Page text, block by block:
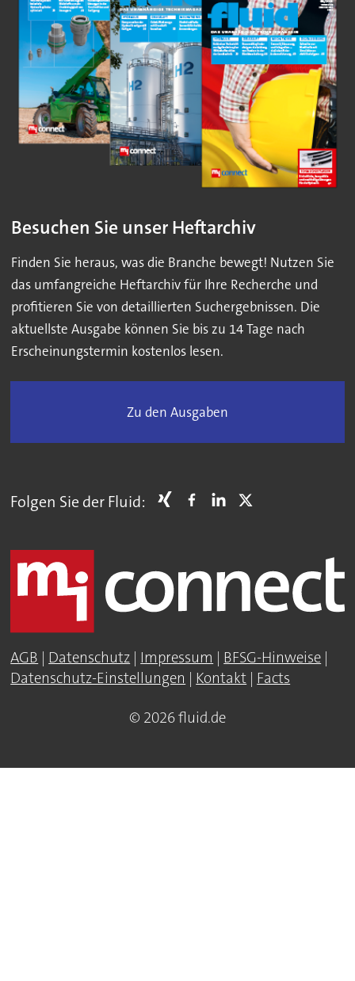
Besuchen Sie unser Heftarchiv
Finden Sie heraus, was die Branche bewegt! Nutzen Sie
das umfangreiche Heftarchiv für Ihre Recherche und
profitieren Sie von detaillierten Suchergebnissen. Die
aktuellste Ausgabe können Sie bis zu 14 Tage nach
Erscheinungstermin kostenlos lesen.
Zu den Ausgaben
Folgen Sie der Fluid:
AGB | Datenschutz | Impressum | BFSG-Hinweise |
Datenschutz-Einstellungen | Kontakt | Facts
© 2026 fluid.de